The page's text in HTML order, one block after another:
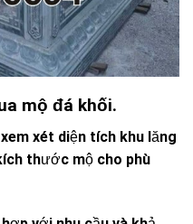
mộ đá khối.
xét diện tích khu lăng
thước mộ cho phù